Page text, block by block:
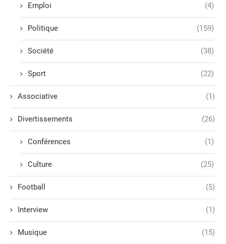
Emploi (4)
Politique (159)
Société (38)
Sport (22)
Associative (1)
Divertissements (26)
Conférences (1)
Culture (25)
Football (5)
Interview (1)
Musique (15)